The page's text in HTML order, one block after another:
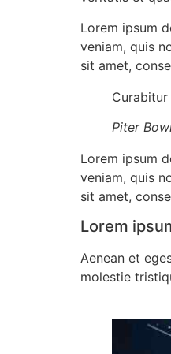
Lorem ipsum
veniam, quis
sit amet,
Piter
Lorem ipsum
veniam, quis
sit amet,
Lorem
Aenean et
molestie